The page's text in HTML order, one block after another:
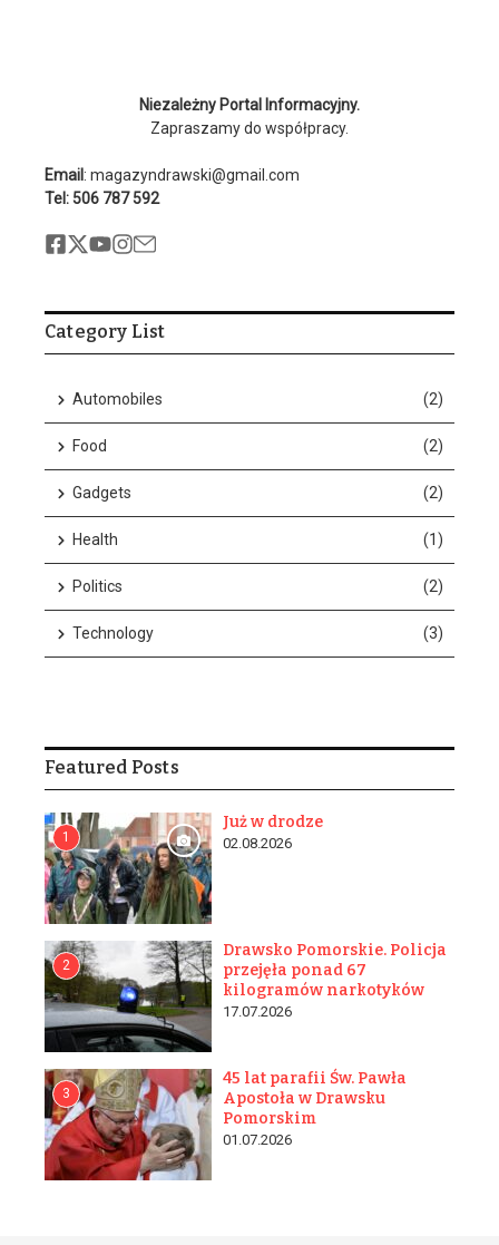
Niezależny Portal Informacyjny.
Zapraszamy do współpracy.
Email : magazyndrawski@gmail.com
Tel: 506 787 592
Category List
Automobiles (2)
Food (2)
Gadgets (2)
Health (1)
Politics (2)
Technology (3)
Featured Posts
1
Już w drodze
02.08.2026
2
Drawsko Pomorskie. Policja
przejęła ponad 67
kilogramów narkotyków
17.07.2026
3
45 lat parafii Św. Pawła
Apostoła w Drawsku
Pomorskim
01.07.2026